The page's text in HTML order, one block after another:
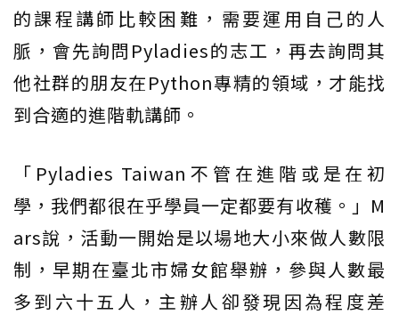
的課程講師比較困難，需要運用自己的人
脈，會先詢問Pyladies的志工，再去詢問其
他社群的朋友在Python專精的領域，才能找
到合適的進階軌講師。
「Pyladies Taiwan不管在進階或是在初
學，我們都很在乎學員一定都要有收穫。」M
ars說，活動一開始是以場地大小來做人數限
制，早期在臺北市婦女館舉辦，參與人數最
多到六十五人，主辦人卻發現因為程度差